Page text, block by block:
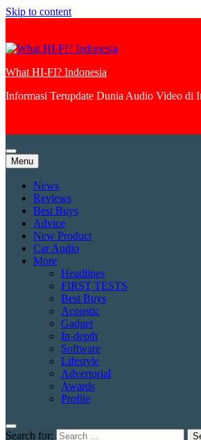
Skip to content
What HI-FI? Indonesia
Informasi Terupdate Dunia Audio Video di
Menu
News
Reviews
Best Buys
Advice
New Product
Car Audio
More
Headlines
FIRST TESTS
Best Buys
Acoustic
Gadget
In-depth
Software
Lifestyle
Advertorial
Awards
Profile
Search for: